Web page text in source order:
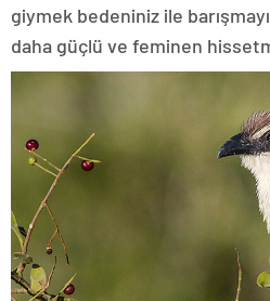
giymek bedeniniz ile
daha güçlü ve feminen